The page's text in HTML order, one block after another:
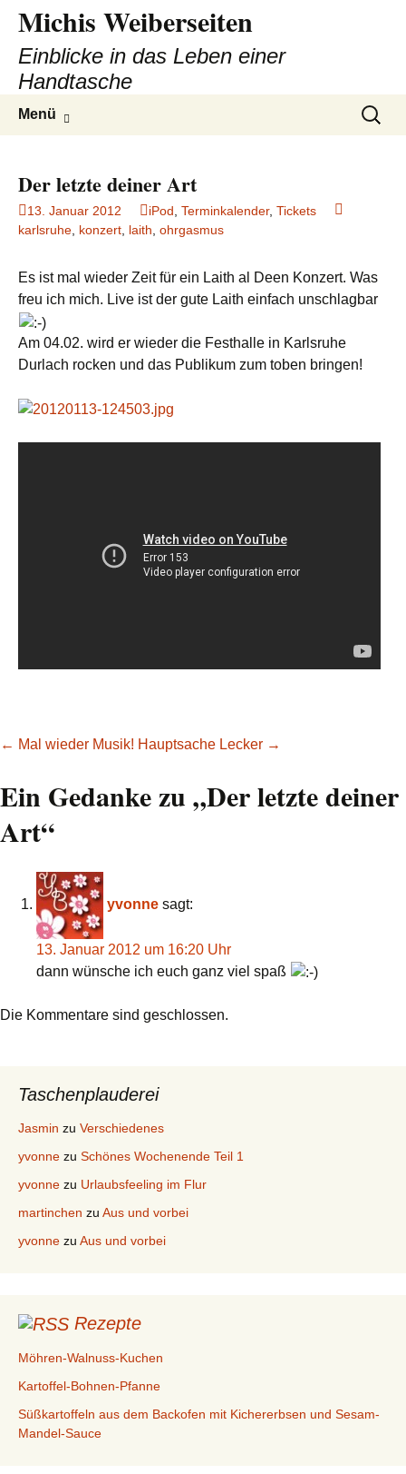
Michis Weiberseiten
Einblicke in das Leben einer
Handtasche
Menü
Suchen
nach:
Der letzte deiner Art
13. Januar 2012 iPod Terminkalender, Tickets
karlsruhe konzert laith ohrgasmus
Es ist mal wieder Zeit für ein Laith al Deen Konzert. Was
freu ich mich. Live ist der gute Laith einfach unschlagbar
Am 04.02. wird er wieder die Festhalle in Karlsruhe
Durlach rocken und das Publikum zum toben bringen!
Beitragsnavigation
← Mal wieder Musik! Hauptsache Lecker →
Ein Gedanke zu „Der letzte deiner
Art“
yvonne sagt:
13. Januar 2012 um 16:20 Uhr
dann wünsche ich euch ganz viel spaß
Die Kommentare sind geschlossen.
Taschenplauderei
Jasmin zu Verschiedenes
yvonne zu Schönes Wochenende Teil 1
yvonne zu Urlaubsfeeling im Flur
martinchen zu Aus und vorbei
yvonne zu Aus und vorbei
Rezepte
Möhren-Walnuss-Kuchen
Kartoffel-Bohnen-Pfanne
Süßkartoffeln aus dem Backofen mit Kichererbsen und Sesam-
Mandel-Sauce